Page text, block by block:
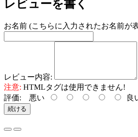
レビューを書く
お名前 (こちらに入力されたお名前が
レビュー内容:
注意: HTMLタグは使用できません!
評価: 悪い 良
続ける